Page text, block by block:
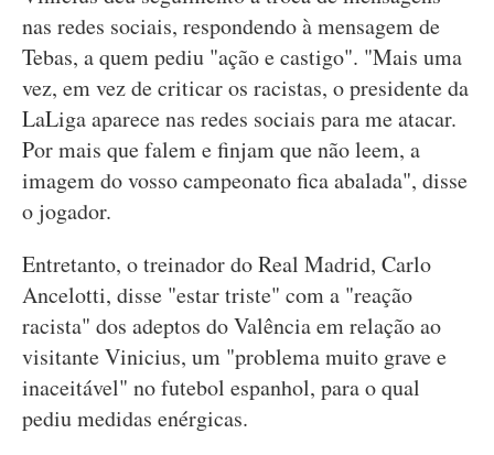
nas redes sociais, respondendo à mensagem de
Tebas, a quem pediu "ação e castigo". "Mais uma
vez, em vez de criticar os racistas, o presidente da
LaLiga aparece nas redes sociais para me atacar.
Por mais que falem e finjam que não leem, a
imagem do vosso campeonato fica abalada", disse
o jogador.
Entretanto, o treinador do Real Madrid, Carlo
Ancelotti, disse "estar triste" com a "reação
racista" dos adeptos do Valência em relação ao
visitante Vinicius, um "problema muito grave e
inaceitável" no futebol espanhol, para o qual
pediu medidas enérgicas.